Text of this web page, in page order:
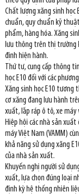
Chất lượng xăng sinh
chuẩn, quy chuẩn kỹ
phẩm, hàng hóa. Xăng
lưu thông trên thị trường
định hiện hành.
Thứ tư, cung cấp thông
học E10 đối với các
Xăng sinh học E10 tương
cơ xăng đang lưu hành
xuất, lắp ráp ô tô, xe máy
Hiệp hội các nhà sản
máy Việt Nam (VAMM)
khả năng sử dụng xăng
của nhà sản xuất.
Khuyến nghị người sử
xuất, lựa chọn đúng loại
định kỳ hệ thống nhiên